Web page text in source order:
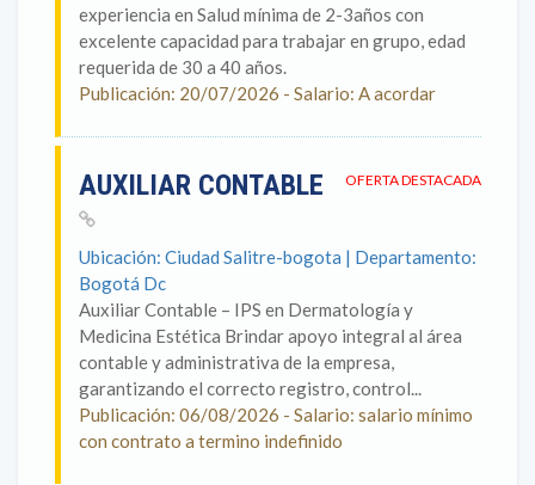
experiencia en Salud mínima de 2-3años con
excelente capacidad para trabajar en grupo, edad
requerida de 30 a 40 años.
Publicación: 20/07/2026 - Salario: A acordar
OFERTA DESTACADA
AUXILIAR CONTABLE
Ubicación: Ciudad Salitre-bogota | Departamento:
Bogotá Dc
Auxiliar Contable – IPS en Dermatología y
Medicina Estética Brindar apoyo integral al área
contable y administrativa de la empresa,
garantizando el correcto registro, control...
Publicación: 06/08/2026 - Salario: salario mínimo
con contrato a termino indefinido